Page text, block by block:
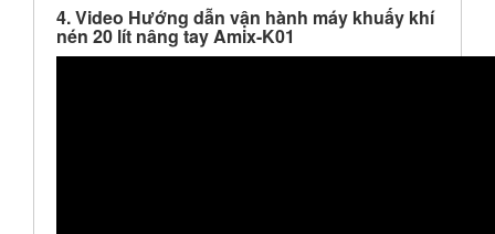
4. Video Hướng dẫn vận hành máy khuấy khí
nén 20 lít nâng tay Amix-K01